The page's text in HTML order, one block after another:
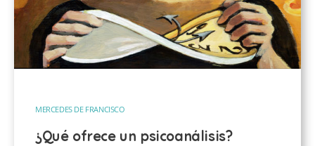
MERCEDES DE FRANCISCO
¿Qué ofrece un psicoanálisis?